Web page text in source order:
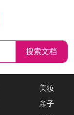
美妆
亲子